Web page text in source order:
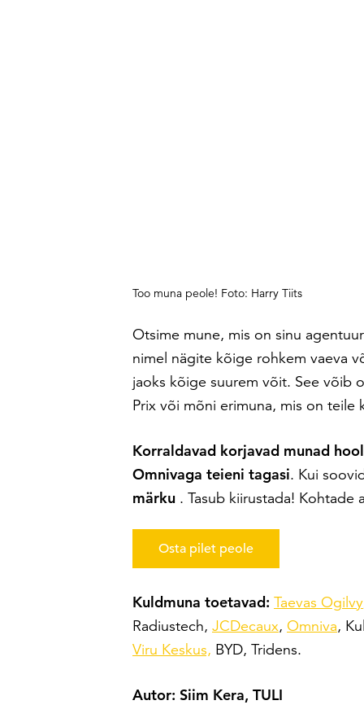
Too muna peole! Foto: Harry Tiits
Otsime mune, mis on sinu
nimel nägite kõige rohkem vaeva
jaoks kõige suurem võit. See võib
Prix või mõni erimuna, mis on teile
Korraldavad korjavad munad
Omnivaga teieni tagasi. Kui
märku . Tasub kiirustada!
Osta pilet peole
Kuldmuna toetavad: Taevas Ogilvy
Radiustech, JCDecaux, Omniva,
Viru Keskus, BYD, Tridens.
Autor: Siim Kera, TULI